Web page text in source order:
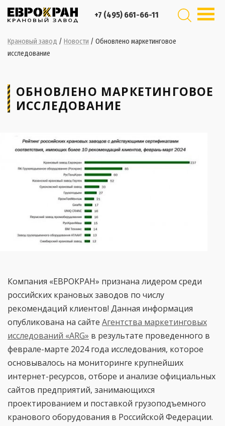
+7 (495) 661-66-11
Крановый завод / Новости / Обновлено маркетинговое
исследование
ОБНОВЛЕНО МАРКЕТИНГОВОЕ
ИССЛЕДОВАНИЕ
Компания «ЕВРОКРАН» признана лидером среди
российских крановых заводов по числу
рекомендаций клиентов! Данная информация
опубликована на сайте Агентства маркетинговых
исследований «ARG» в результате проведенного в
феврале-марте 2024 года исследования, которое
основывалось на мониторинге крупнейших
интернет-ресурсов, отборе и анализе официальных
сайтов предприятий, занимающихся
проектированием и поставкой грузоподъемного
кранового оборудования в Российской Федерации.